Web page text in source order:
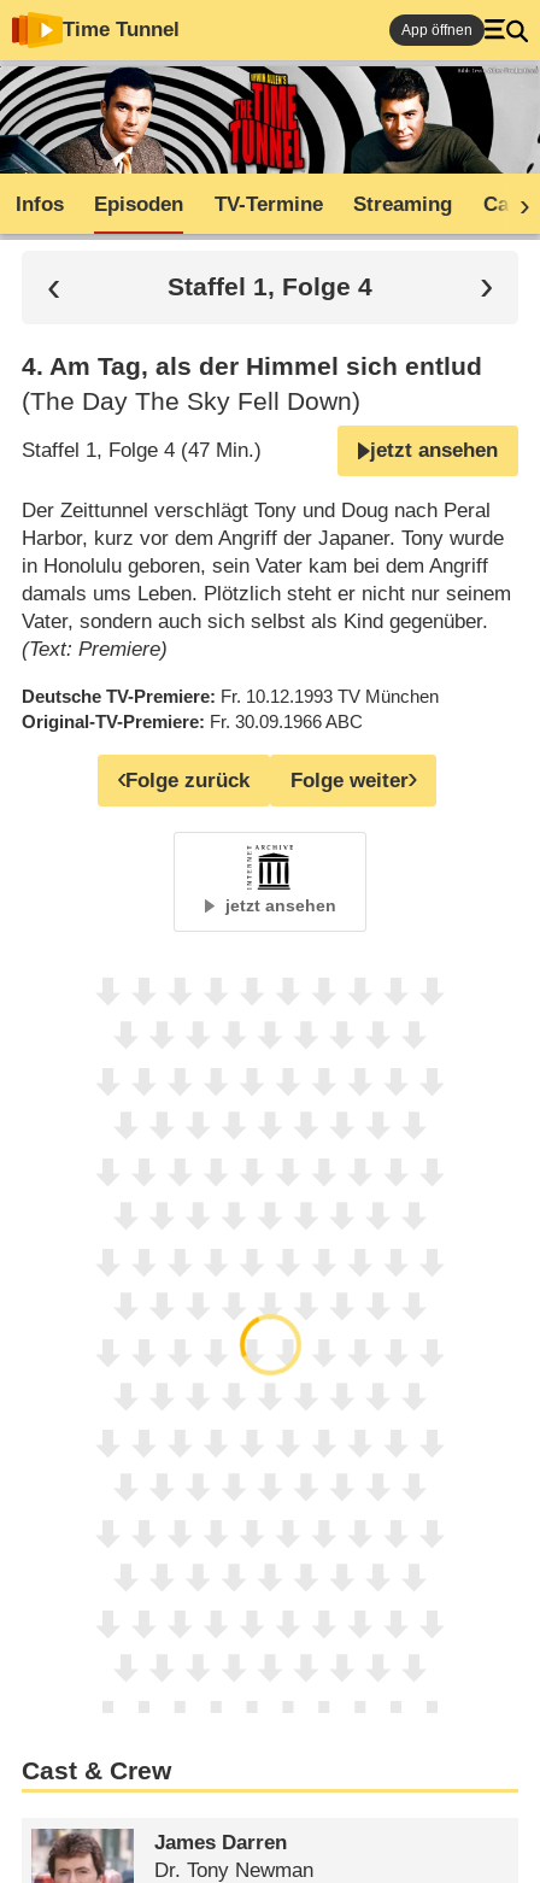
Time Tunnel App öffnen
Infos Episoden TV-Termine Streaming Cast
Staffel 1, Folge 4
4. Am Tag, als der Himmel sich entlud
(The Day The Sky Fell Down)
Staffel 1, Folge 4 (47 Min.) jetzt ansehen
Der Zeittunnel verschlägt Tony und Doug nach Peral
Harbor, kurz vor dem Angriff der Japaner. Tony wurde
in Honolulu geboren, sein Vater kam bei dem Angriff
damals ums Leben. Plötzlich steht er nicht nur seinem
Vater, sondern auch sich selbst als Kind gegenüber.
(Text: Premiere)
Deutsche TV-Premiere Fr. 10.12.1993 TV München
Original-TV-Premiere Fr. 30.09.1966ABC
Folge zurück Folge weiter
jetzt ansehen
Cast & Crew
James Darren
Dr. Tony Newman